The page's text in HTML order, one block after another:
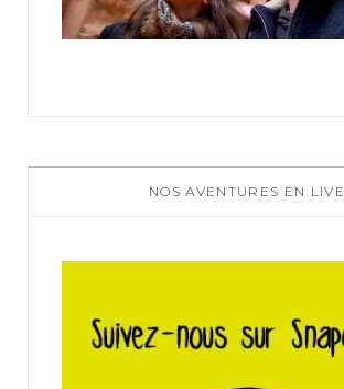
NOS AVENTURES EN LIVE